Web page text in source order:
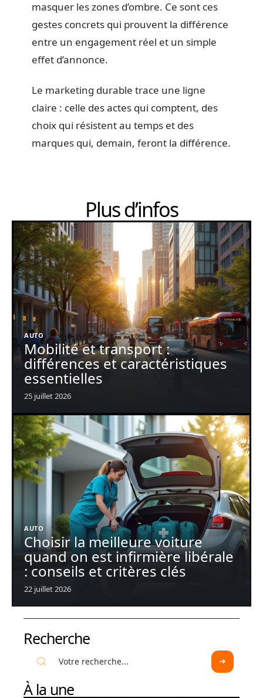
masquer les zones d’ombre. Ce sont ces
gestes concrets qui prouvent la différence
entre un engagement réel et un simple
effet d’annonce.
Le marketing durable trace une ligne
claire : celle des actes qui comptent, des
choix qui résistent au temps et des
marques qui, demain, feront la différence.
Plus d’infos
AUTO
Mobilité et transport :
différences et caractéristiques
essentielles
25 juillet 2026
AUTO
Choisir la meilleure voiture
quand on est infirmière libérale
: conseils et critères clés
22 juillet 2026
Recherche
À la une